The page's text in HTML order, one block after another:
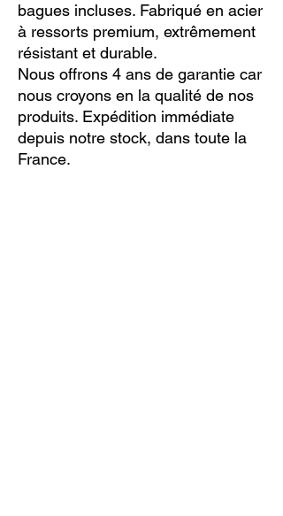
bagues incluses. Fabriqué en acier
à ressorts premium, extrêmement
résistant et durable.
Nous offrons 4 ans de garantie car
nous croyons en la qualité de nos
produits. Expédition immédiate
depuis notre stock, dans toute la
France.